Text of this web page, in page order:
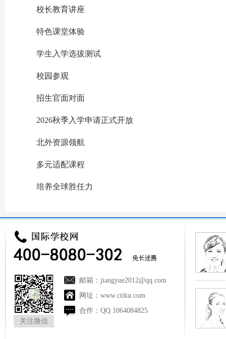
校长教育讲座
特色课堂体验
学生入学选拔测试
校园参观
招生官面对面
2026秋季入学申请正式开放
北外资源领航
多元适配课程
培养全球胜任力
关注微信
邮箱： jiangyue2012@qq.com
网址： www.ctiku.com
合作： QQ 1064084825